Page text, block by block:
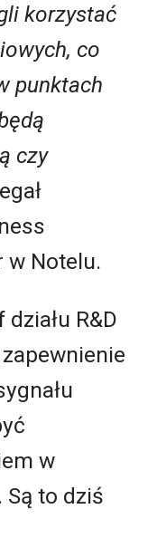
korzystać
co
punktach
czy
w Notelu.
działu R&D
w
to dziś